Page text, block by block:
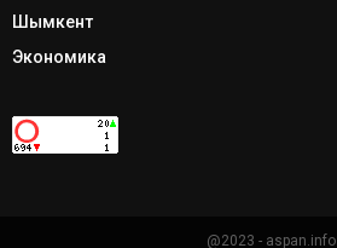
Шымкент
Экономика
@2023 - aspan.info